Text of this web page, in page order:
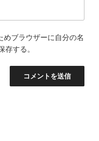
めブラウザーに自分の名
存する。